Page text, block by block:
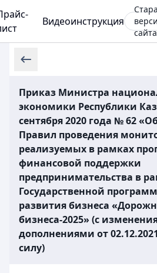
Видеоинструкция
сайта
Приказ Министра
экономики Республики
сентября 2020 года № 62
Правил проведения
реализуемых в рамках
финансовой поддержки
предпринимательства в
Государственной
развития бизнеса
бизнеса-2025» (с
дополнениями от
силу)